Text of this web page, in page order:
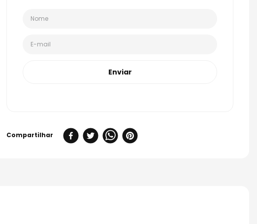
Enviar